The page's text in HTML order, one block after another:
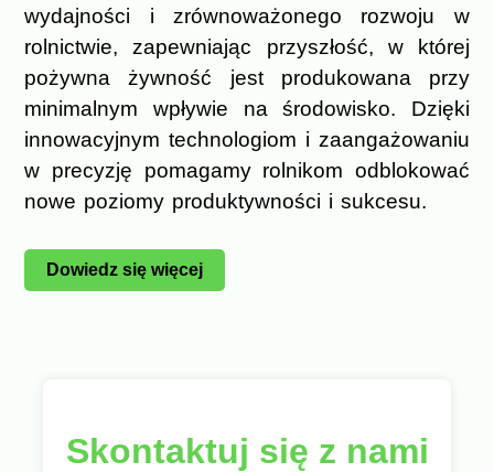
wydajności i zrównoważonego rozwoju w
rolnictwie, zapewniając przyszłość, w której
pożywna żywność jest produkowana przy
minimalnym wpływie na środowisko. Dzięki
innowacyjnym technologiom i zaangażowaniu
w precyzję pomagamy rolnikom odblokować
nowe poziomy produktywności i sukcesu.
Dowiedz się więcej
Skontaktuj się z nami